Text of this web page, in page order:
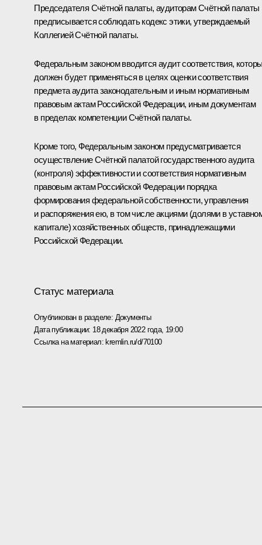
Председателя Счётной палаты, аудиторам Счётной палаты
предписывается соблюдать кодекс этики, утверждаемый
Коллегией Счётной палаты.
Федеральным законом вводится аудит соответствия,
должен будет применяться в целях оценки соответствия
предмета аудита законодательным и иным нормативным
правовым актам Российской Федерации, иным документам
в пределах компетенции Счётной палаты.
Кроме того, Федеральным законом предусматривается
осуществление Счётной палатой государственного аудита
(контроля) эффективности и соответствия нормативным
правовым актам Российской Федерации порядка
формирования федеральной собственности, управления
и распоряжения ею, в том числе акциями (долями в
капитале) хозяйственных обществ, принадлежащими
Российской Федерации.
Статус материала
Опубликован в разделе: Документы
Дата публикации: 18 декабря 2022 года, 19:00
Ссылка на материал: kremlin.ru/d/70100